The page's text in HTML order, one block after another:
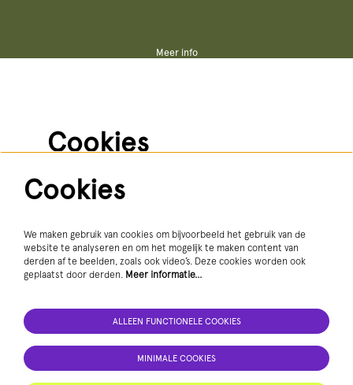
Cookies
We gebruiken diensten als Youtube en Vimeo voor video's
en andere media. Om deze te kunnen zien, moet je
ALLEEN FUNCTIONELE COOKIES
MINIMALE COOKIES
ALLE COOKIES
Meer info
AANMELDEN NIEUWSBRIEF
Cookies
We maken gebruik van cookies om bijvoorbeeld het gebruik van de
website te analyseren en om het mogelijk te maken content van
derden af te beelden, zoals ook video’s. Deze cookies worden ook
geplaatst door derden. Meer informatie…
ALLEEN FUNCTIONELE COOKIES
MINIMALE COOKIES